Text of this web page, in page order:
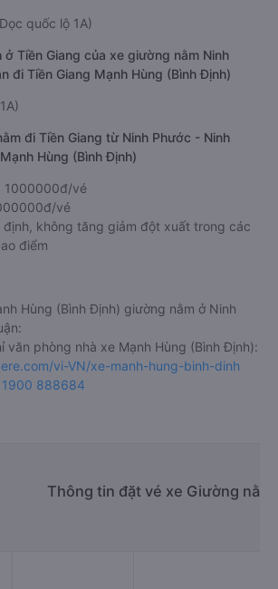
quốc lộ 1A)
Tiền Giang của xe giường nằm Ninh
đi Tiền Giang Mạnh Hùng (Bình Định)
đi Tiền Giang từ Ninh Phước - Ninh
Hùng (Bình Định)
1000000đ/vé
vé
định, không tăng giảm đột xuất trong các
điểm
Hùng (Bình Định) giường nằm ở Ninh
văn phòng nhà xe Mạnh Hùng (Bình Định):
vi-VN/xe-manh-hung-binh-dinh
1900 888684
Thông tin đặt vé xe Giường